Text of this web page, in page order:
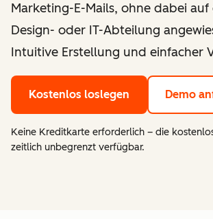
Marketing-E-Mails, ohne dabei
Design- oder IT-Abteilung
Intuitive Erstellung und einfacher
Kostenlos loslegen Demo
Keine Kreditkarte erforderlich – die
zeitlich unbegrenzt verfügbar.